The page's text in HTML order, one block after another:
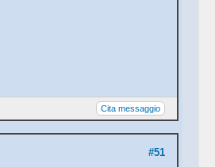
Cita messaggio
#51